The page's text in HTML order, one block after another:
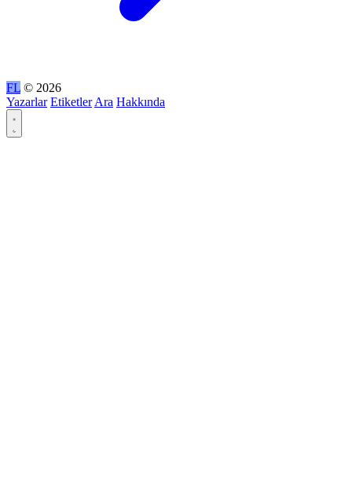
FL © 2026
Yazarlar Etiketler Ara Hakkında